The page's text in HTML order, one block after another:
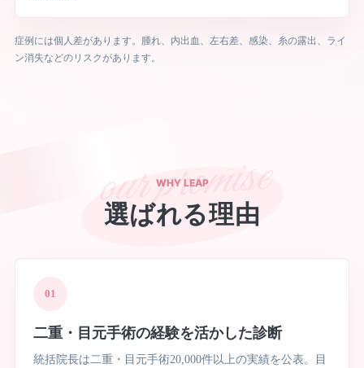
症例には個人差があります。腫れ、内出血、左右差、感染、糸の露出、ライ
ン消失などのリスクがあります。
WHY LEAP
選ばれる理由
01
二重・目元手術の経験を活かした診断
統括院長は二重・目元手術20,000件以上の実績を公表。目